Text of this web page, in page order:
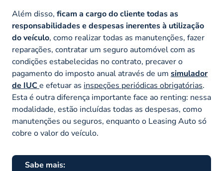
Além disso, ficam a cargo do cliente todas as
responsabilidades e despesas inerentes à utilização
do veículo, como realizar todas as manutenções, fazer
reparações, contratar um seguro automóvel com as
condições estabelecidas no contrato, precaver o
pagamento do imposto anual através de um simulador
de IUCe efetuar as inspeções periódicas obrigatórias.
Esta é outra diferença importante face ao renting: nessa
modalidade, estão incluídas todas as despesas, como
manutenções ou seguros, enquanto o Leasing Auto só
cobre o valor do veículo.
Sabe mais: